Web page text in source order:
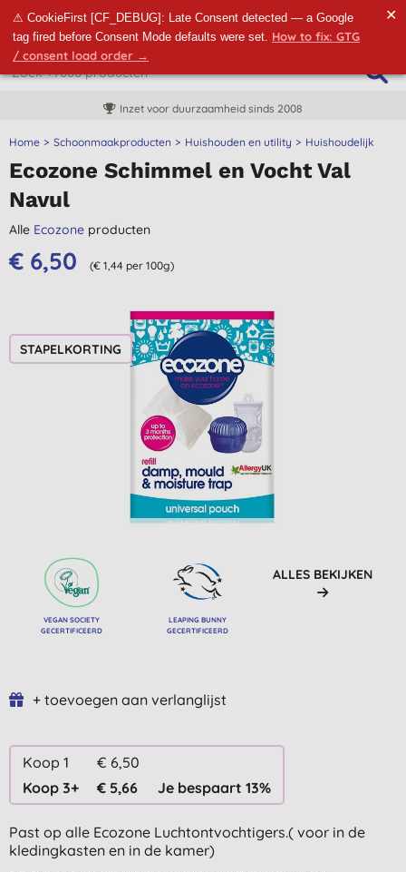
⚠ CookieFirst [CF_DEBUG]: Late Consent detected — a Google
tag fired before Consent Mode defaults were set. How to fix: GTG
/ consent load order →
✕
Inzet voor duurzaamheid sinds 2008
Home Schoonmaakproducten Huishouden en utility Huishoudelijk
Ecozone Schimmel en Vocht Val
Navul
Alle Ecozone producten
€ 6,50 (€ 1,44 per 100g)
STAPELKORTING
VEGAN SOCIETY
GECERTIFICEERD
LEAPING BUNNY
GECERTIFICEERD
ALLES BEKIJKEN
+ toevoegen aan verlanglijst
Koop 1
€ 6,50
Koop 3+
€ 5,66 Je bespaart 13%
Past op alle Ecozone Luchtontvochtigers.( voor in de
kledingkasten en in de kamer)